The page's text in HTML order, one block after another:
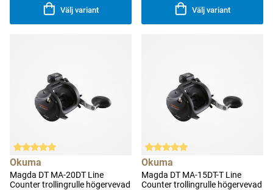
Välj variant Välj variant
Okuma
Magda DT MA-20DT Line
Counter trollingrulle högervevad
Okuma
Magda DT MA-15DT-T Line
Counter trollingrulle högervevad